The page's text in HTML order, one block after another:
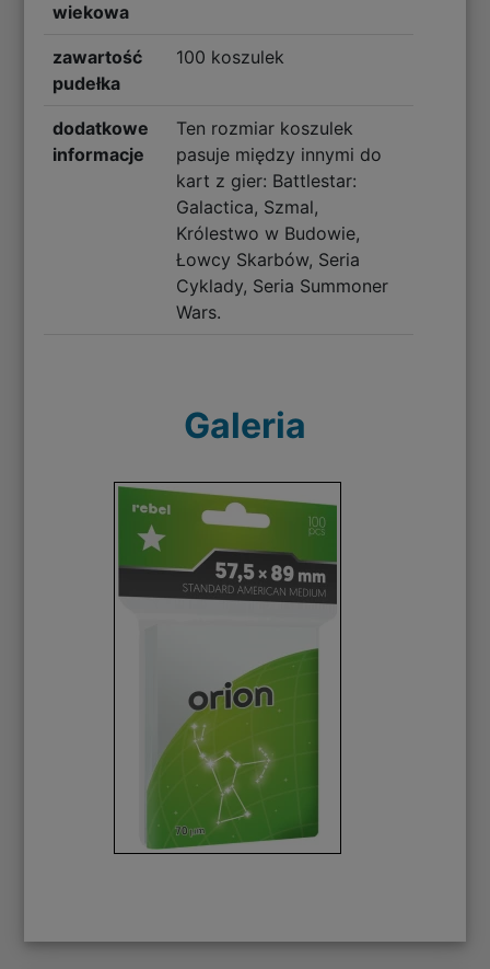
wiekowa
zawartość
pudełka
100 koszulek
dodatkowe
informacje
Ten rozmiar koszulek
pasuje między innymi do
kart z gier: Battlestar:
Galactica, Szmal,
Królestwo w Budowie,
Łowcy Skarbów, Seria
Cyklady, Seria Summoner
Wars.
Galeria